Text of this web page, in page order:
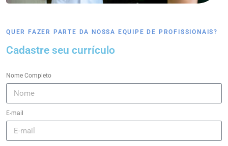
QUER FAZER PARTE DA NOSSA EQUIPE DE PROFISSIONAIS?
Cadastre seu currículo
Nome Completo
E-mail